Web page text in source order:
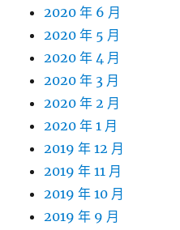
2020 年 6 月
2020 年 5 月
2020 年 4 月
2020 年 3 月
2020 年 2 月
2020 年 1 月
2019 年 12 月
2019 年 11 月
2019 年 10 月
2019 年 9 月